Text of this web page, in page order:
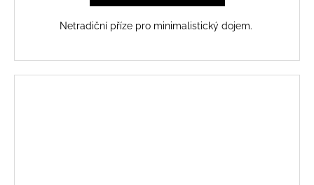
Netradiční příze pro minimalistický dojem.